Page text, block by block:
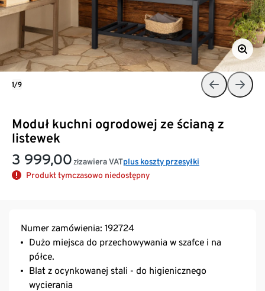
Moduł kuchni ogrodowej ze ścianą z
listewek
3 999,00 złzawiera VATplus koszty przesyłki
Produkt tymczasowo niedostępny
1/9
Numer zamówienia: 192724
Dużo miejsca do przechowywania w szafce i na
półce.
Blat z ocynkowanej stali - do higienicznego
wycierania